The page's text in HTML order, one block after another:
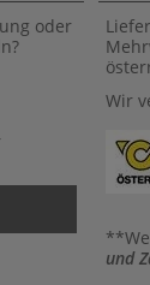
oder
Wir
und